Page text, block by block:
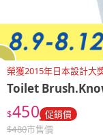
榮獲2015年日本設計大
Toilet
$450 促銷價
$480市售價